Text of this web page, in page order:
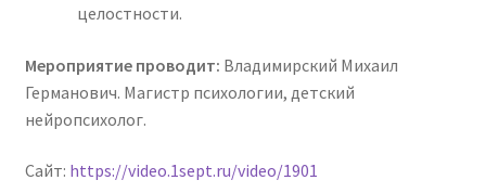
целостности.
Мероприятие проводит: Владимирский Михаил
Германович. Магистр психологии, детский
нейропсихолог.
Сайт: https://video.1sept.ru/video/1901